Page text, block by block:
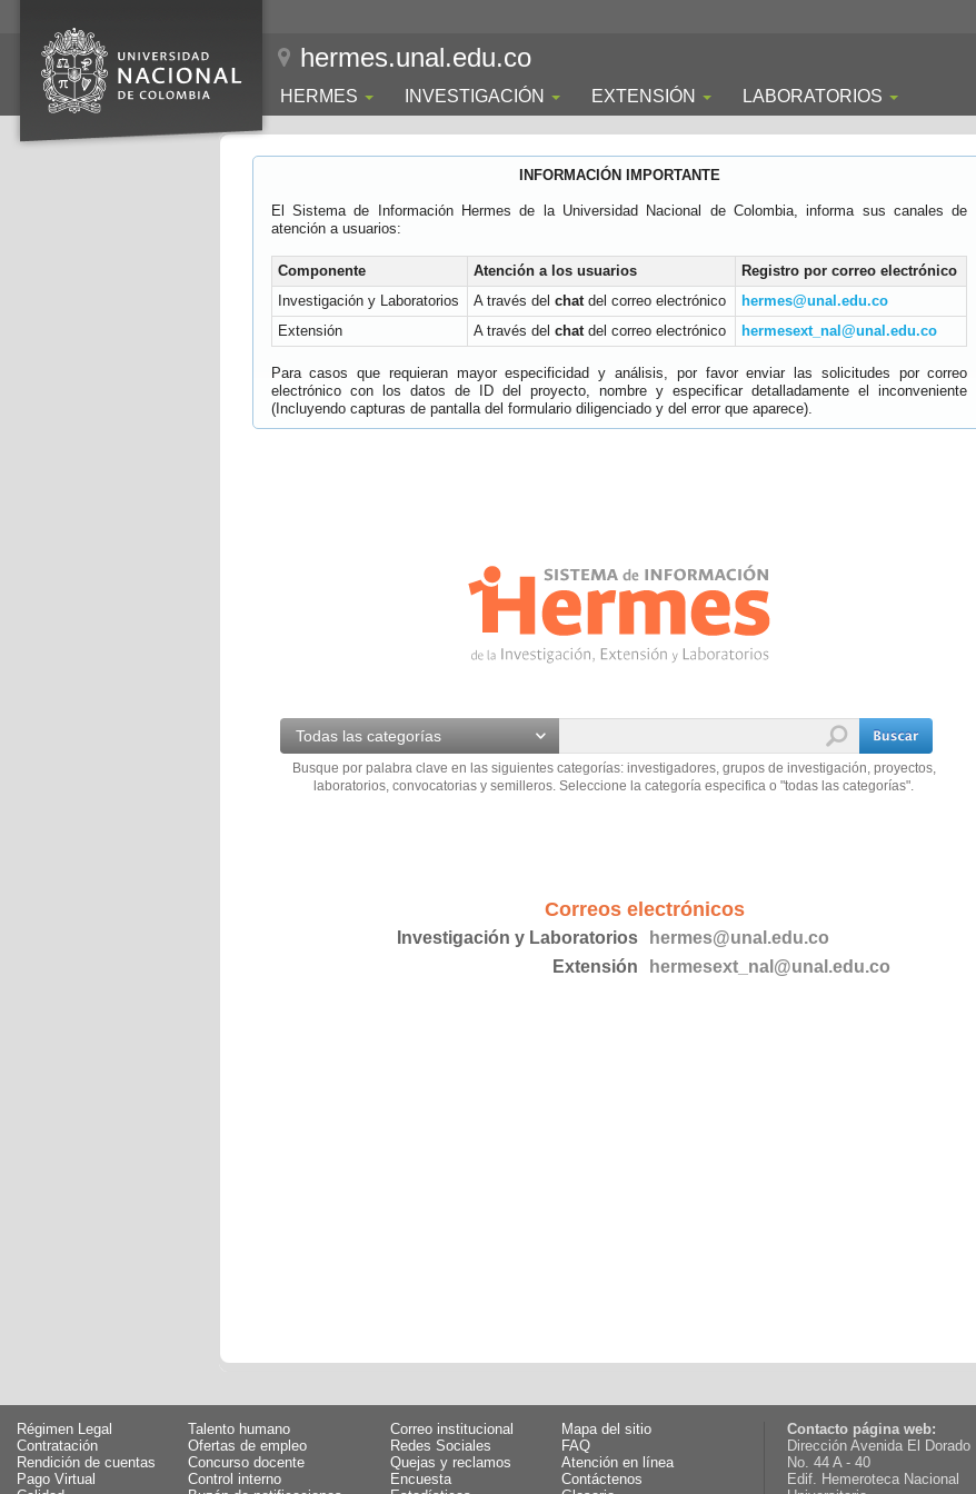
hermes.unal.edu.co
HERMES INVESTIGACIÓN EXTENSIÓN LABORATORIOS
INFORMACIÓN IMPORTANTE
El Sistema de Información Hermes de la Universidad Nacional de Colombia, informa sus canales de
atención a usuarios:
Componente Atención a los usuarios
Registro por correo electrónico
Investigación y Laboratorios
A través del chatdel correo electrónico
hermes@unal.edu.co
Extensión
A través del chatdel correo electrónico hermesext_nal@unal.edu.co
Para casos que requieran mayor especificidad y análisis, por favor enviar las solicitudes por correo
electrónico con los datos de ID del proyecto, nombre y especificar detalladamente el inconveniente
(Incluyendo capturas de pantalla del formulario diligenciado y del error que aparece).
Todas las categorías
Busque por palabra clave en las siguientes categorías: investigadores, grupos de investigación, proyectos,
laboratorios, convocatorias y semilleros. Seleccione la categoría especifica o "todas las categorías".
Correos electrónicos
Investigación y Laboratorios
hermes@unal.edu.co
Extensión
hermesext_nal@unal.edu.co
Régimen Legal
Talento humano
Contratación
Ofertas de empleo
Rendición de cuentas
Concurso docente
Pago Virtual
Control interno
Correo institucional
Mapa del sitio
Redes Sociales
FAQ
Quejas y reclamos
Atención en línea
Encuesta
Contáctenos
Contacto página web:
Dirección Avenida El Dorado
No. 44 A - 40
Edif. Hemeroteca Nacional